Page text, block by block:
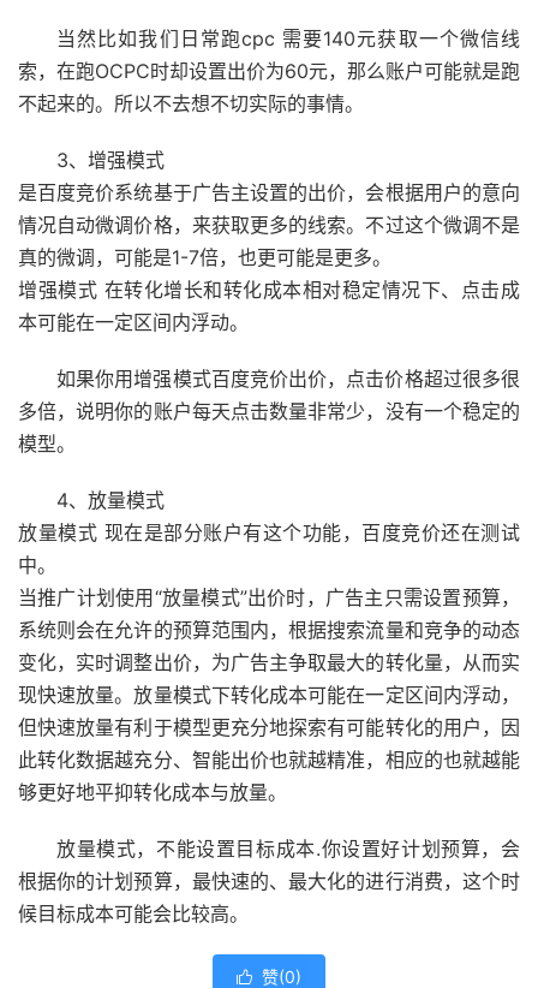
当然比如我们日常跑cpc 需要140元获取一个微信线
索，在跑OCPC时却设置出价为60元，那么账户可能就是跑
不起来的。所以不去想不切实际的事情。
3、增强模式
是百度竞价系统基于广告主设置的出价，会根据用户的意向
情况自动微调价格，来获取更多的线索。不过这个微调不是
真的微调，可能是1-7倍，也更可能是更多。
增强模式 在转化增长和转化成本相对稳定情况下、点击成
本可能在一定区间内浮动。
如果你用增强模式百度竞价出价，点击价格超过很多很
多倍，说明你的账户每天点击数量非常少，没有一个稳定的
模型。
4、放量模式
放量模式 现在是部分账户有这个功能，百度竞价还在测试
中。
当推广计划使用“放量模式”出价时，广告主只需设置预算，
系统则会在允许的预算范围内，根据搜索流量和竞争的动态
变化，实时调整出价，为广告主争取最大的转化量，从而实
现快速放量。放量模式下转化成本可能在一定区间内浮动，
但快速放量有利于模型更充分地探索有可能转化的用户，因
此转化数据越充分、智能出价也就越精准，相应的也就越能
够更好地平抑转化成本与放量。
放量模式，不能设置目标成本.你设置好计划预算，会
根据你的计划预算，最快速的、最大化的进行消费，这个时
候目标成本可能会比较高。
 赞(0)